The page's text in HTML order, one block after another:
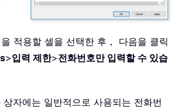
적용할 셀을 선택한 후， 다음을 클릭
>입력 제한>전화번호만 입력할 수 있습
상자에는 일반적으로 사용되는 전화번